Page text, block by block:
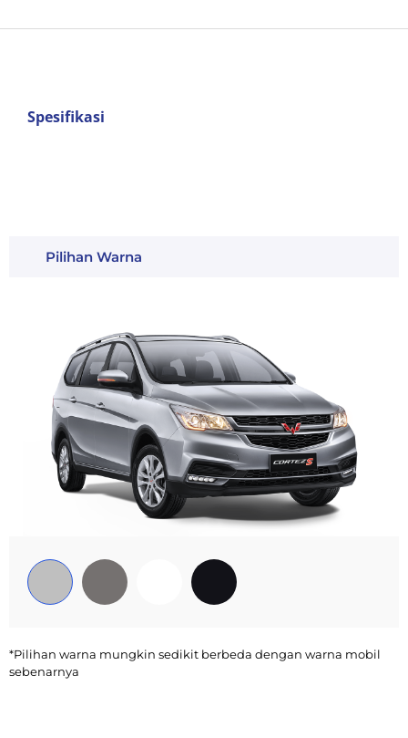
Spesifikasi
Pilihan Warna
*Pilihan warna mungkin sedikit berbeda dengan warna mobil
sebenarnya